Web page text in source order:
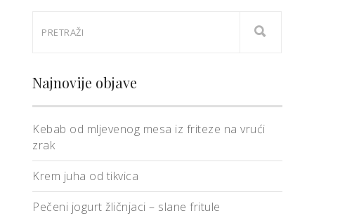
Najnovije objave
Kebab od mljevenog mesa iz friteze na vrući
zrak
Krem juha od tikvica
Pečeni jogurt žličnjaci – slane fritule